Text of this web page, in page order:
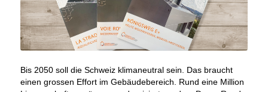
Bis 2050 soll die Schweiz klimaneutral sein. Das braucht
einen grossen Effort im Gebäudebereich. Rund eine Million